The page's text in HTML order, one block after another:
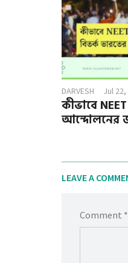
DARVESH Jul
কীভাবে
আন্দোলনের
LEAVE A
Comment *